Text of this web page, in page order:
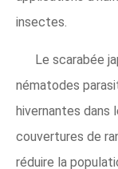
insectes.
Le scarabée
nématodes
hivernantes dans
couvertures de
réduire la